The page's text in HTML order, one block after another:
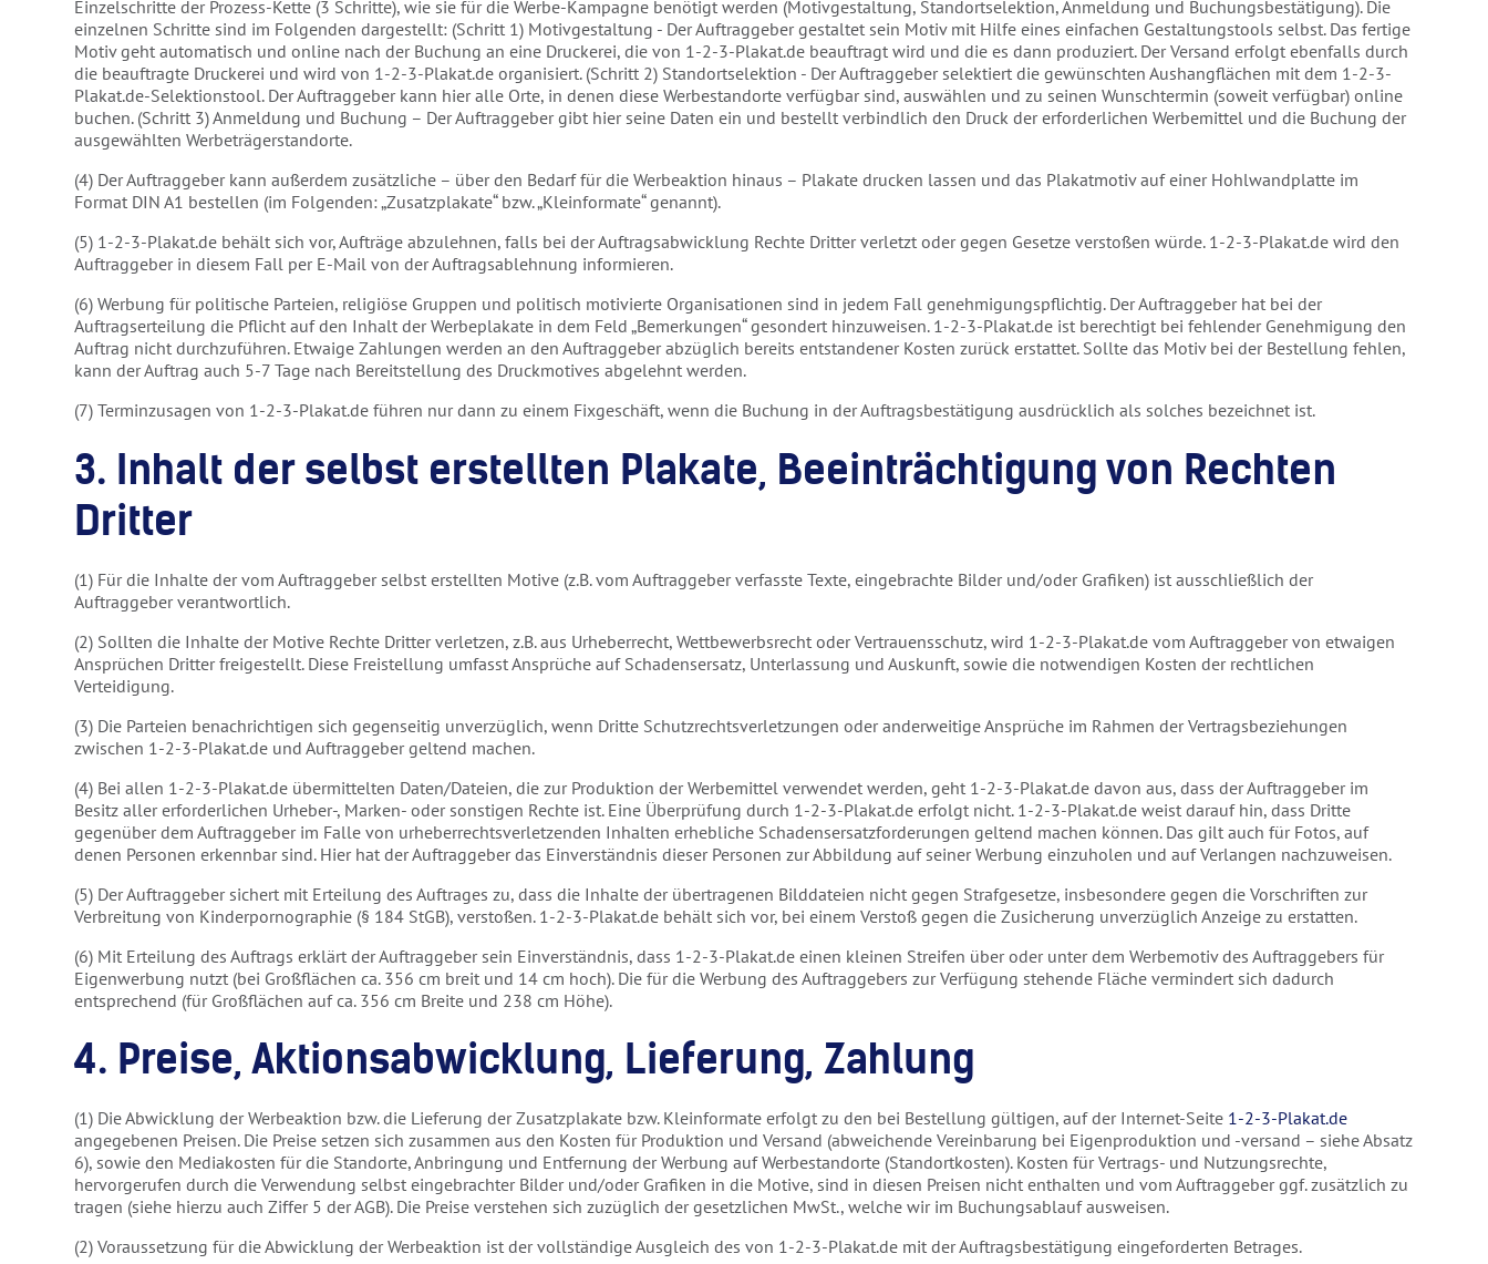
Einzelschritte der Prozess-Kette (3 Schritte), wie sie für die Werbe-Kampagne benötigt werden (Motivgestaltung, Standortselektion, Anmeldung und Buchungsbestätigung). Die
einzelnen Schritte sind im Folgenden dargestellt: (Schritt 1) Motivgestaltung - Der Auftraggeber gestaltet sein Motiv mit Hilfe eines einfachen Gestaltungstools selbst. Das fertige
Motiv geht automatisch und online nach der Buchung an eine Druckerei, die von 1-2-3-Plakat.de beauftragt wird und die es dann produziert. Der Versand erfolgt ebenfalls durch
die beauftragte Druckerei und wird von 1-2-3-Plakat.de organisiert. (Schritt 2) Standortselektion - Der Auftraggeber selektiert die gewünschten Aushangflächen mit dem 1-2-3-
Plakat.de-Selektionstool. Der Auftraggeber kann hier alle Orte, in denen diese Werbestandorte verfügbar sind, auswählen und zu seinen Wunschtermin (soweit verfügbar) online
buchen. (Schritt 3) Anmeldung und Buchung – Der Auftraggeber gibt hier seine Daten ein und bestellt verbindlich den Druck der erforderlichen Werbemittel und die Buchung der
ausgewählten Werbeträgerstandorte.
(4) Der Auftraggeber kann außerdem zusätzliche – über den Bedarf für die Werbeaktion hinaus – Plakate drucken lassen und das Plakatmotiv auf einer Hohlwandplatte im
Format DIN A1 bestellen (im Folgenden: „Zusatzplakate“ bzw. „Kleinformate“ genannt).
(5) 1-2-3-Plakat.de behält sich vor, Aufträge abzulehnen, falls bei der Auftragsabwicklung Rechte Dritter verletzt oder gegen Gesetze verstoßen würde. 1-2-3-Plakat.de wird den
Auftraggeber in diesem Fall per E-Mail von der Auftragsablehnung informieren.
(6) Werbung für politische Parteien, religiöse Gruppen und politisch motivierte Organisationen sind in jedem Fall genehmigungspflichtig. Der Auftraggeber hat bei der
Auftragserteilung die Pflicht auf den Inhalt der Werbeplakate in dem Feld „Bemerkungen“ gesondert hinzuweisen. 1-2-3-Plakat.de ist berechtigt bei fehlender Genehmigung den
Auftrag nicht durchzuführen. Etwaige Zahlungen werden an den Auftraggeber abzüglich bereits entstandener Kosten zurück erstattet. Sollte das Motiv bei der Bestellung fehlen,
kann der Auftrag auch 5-7 Tage nach Bereitstellung des Druckmotives abgelehnt werden.
(7) Terminzusagen von 1-2-3-Plakat.de führen nur dann zu einem Fixgeschäft, wenn die Buchung in der Auftragsbestätigung ausdrücklich als solches bezeichnet ist.
3. Inhalt der selbst erstellten Plakate, Beeinträchtigung von Rechten
Dritter
(1) Für die Inhalte der vom Auftraggeber selbst erstellten Motive (z.B. vom Auftraggeber verfasste Texte, eingebrachte Bilder und/oder Grafiken) ist ausschließlich der
Auftraggeber verantwortlich.
(2) Sollten die Inhalte der Motive Rechte Dritter verletzen, z.B. aus Urheberrecht, Wettbewerbsrecht oder Vertrauensschutz, wird 1-2-3-Plakat.de vom Auftraggeber von etwaigen
Ansprüchen Dritter freigestellt. Diese Freistellung umfasst Ansprüche auf Schadensersatz, Unterlassung und Auskunft, sowie die notwendigen Kosten der rechtlichen
Verteidigung.
(3) Die Parteien benachrichtigen sich gegenseitig unverzüglich, wenn Dritte Schutzrechtsverletzungen oder anderweitige Ansprüche im Rahmen der Vertragsbeziehungen
zwischen 1-2-3-Plakat.de und Auftraggeber geltend machen.
(4) Bei allen 1-2-3-Plakat.de übermittelten Daten/Dateien, die zur Produktion der Werbemittel verwendet werden, geht 1-2-3-Plakat.de davon aus, dass der Auftraggeber im
Besitz aller erforderlichen Urheber-, Marken- oder sonstigen Rechte ist. Eine Überprüfung durch 1-2-3-Plakat.de erfolgt nicht. 1-2-3-Plakat.de weist darauf hin, dass Dritte
gegenüber dem Auftraggeber im Falle von urheberrechtsverletzenden Inhalten erhebliche Schadensersatzforderungen geltend machen können. Das gilt auch für Fotos, auf
denen Personen erkennbar sind. Hier hat der Auftraggeber das Einverständnis dieser Personen zur Abbildung auf seiner Werbung einzuholen und auf Verlangen nachzuweisen.
(5) Der Auftraggeber sichert mit Erteilung des Auftrages zu, dass die Inhalte der übertragenen Bilddateien nicht gegen Strafgesetze, insbesondere gegen die Vorschriften zur
Verbreitung von Kinderpornographie (§ 184 StGB), verstoßen. 1-2-3-Plakat.de behält sich vor, bei einem Verstoß gegen die Zusicherung unverzüglich Anzeige zu erstatten.
(6) Mit Erteilung des Auftrags erklärt der Auftraggeber sein Einverständnis, dass 1-2-3-Plakat.de einen kleinen Streifen über oder unter dem Werbemotiv des Auftraggebers für
Eigenwerbung nutzt (bei Großflächen ca. 356 cm breit und 14 cm hoch). Die für die Werbung des Auftraggebers zur Verfügung stehende Fläche vermindert sich dadurch
entsprechend (für Großflächen auf ca. 356 cm Breite und 238 cm Höhe).
4. Preise, Aktionsabwicklung, Lieferung, Zahlung
(1) Die Abwicklung der Werbeaktion bzw. die Lieferung der Zusatzplakate bzw. Kleinformate erfolgt zu den bei Bestellung gültigen, auf der Internet-Seite 1-2-3-Plakat.de
angegebenen Preisen. Die Preise setzen sich zusammen aus den Kosten für Produktion und Versand (abweichende Vereinbarung bei Eigenproduktion und -versand – siehe Absatz
6), sowie den Mediakosten für die Standorte, Anbringung und Entfernung der Werbung auf Werbestandorte (Standortkosten). Kosten für Vertrags- und Nutzungsrechte,
hervorgerufen durch die Verwendung selbst eingebrachter Bilder und/oder Grafiken in die Motive, sind in diesen Preisen nicht enthalten und vom Auftraggeber ggf. zusätzlich zu
tragen (siehe hierzu auch Ziffer 5 der AGB). Die Preise verstehen sich zuzüglich der gesetzlichen MwSt., welche wir im Buchungsablauf ausweisen.
(2) Voraussetzung für die Abwicklung der Werbeaktion ist der vollständige Ausgleich des von 1-2-3-Plakat.de mit der Auftragsbestätigung eingeforderten Betrages.